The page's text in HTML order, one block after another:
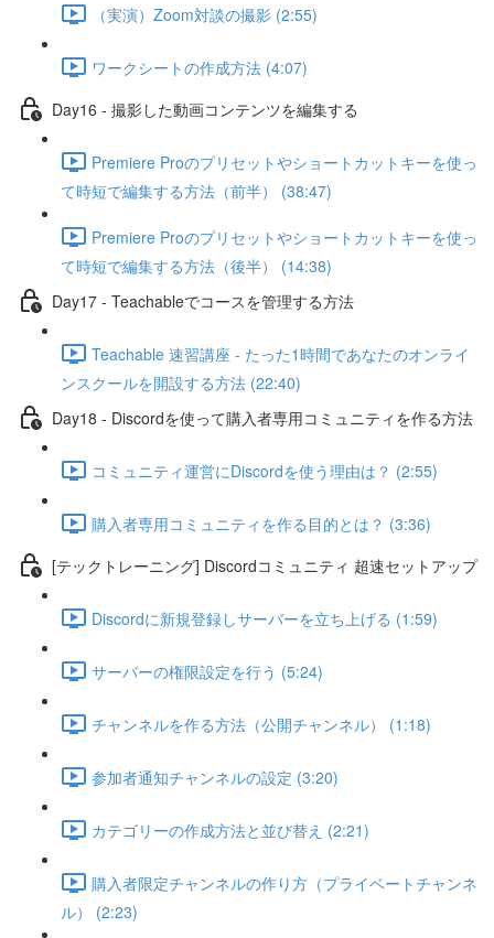
（実演）Zoom対談の撮影 (2:55)
ワークシートの作成方法 (4:07)
Day16 - 撮影した動画コンテンツを編集する
Premiere Proのプリセットやショートカットキーを使っ
て時短で編集する方法（前半） (38:47)
Premiere Proのプリセットやショートカットキーを使っ
て時短で編集する方法（後半） (14:38)
Day17 - Teachableでコースを管理する方法
Teachable 速習講座 - たった1時間であなたのオンライ
ンスクールを開設する方法 (22:40)
Day18 - Discordを使って購入者専用コミュニティを作る方法
コミュニティ運営にDiscordを使う理由は？ (2:55)
購入者専用コミュニティを作る目的とは？ (3:36)
[テックトレーニング] Discordコミュニティ 超速セットアップ
Discordに新規登録しサーバーを立ち上げる (1:59)
サーバーの権限設定を行う (5:24)
チャンネルを作る方法（公開チャンネル） (1:18)
参加者通知チャンネルの設定 (3:20)
カテゴリーの作成方法と並び替え (2:21)
購入者限定チャンネルの作り方（プライベートチャンネ
ル） (2:23)